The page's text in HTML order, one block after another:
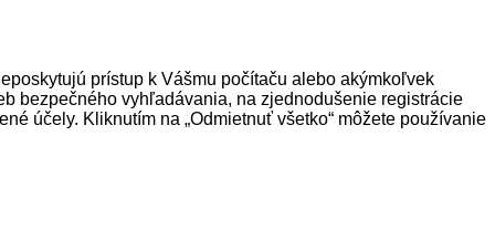
prístup k Vášmu počítaču alebo akýmkoľvek
bezpečného vyhľadávania, na zjednodušenie registrácie
účely. Kliknutím na „Odmietnuť všetko“ môžete používanie